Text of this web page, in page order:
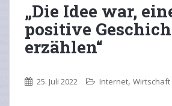
„Die Idee war,
positive
erzählen“
25. Juli 2022 Internet, Wirtschaft